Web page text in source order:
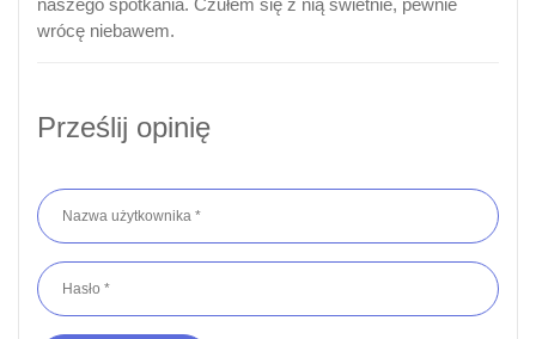
naszego spotkania. Czułem się z nią świetnie, pewnie
wrócę niebawem.
Prześlij opinię